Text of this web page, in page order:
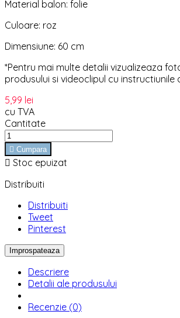
Material balon: folie
Culoare: roz
Dimensiune: 60 cm
*Pentru mai multe detalii vizualizeaza
produsului si videoclipul cu instructiunile
5,99 lei
cu TVA
Cantitate
 Cumpara
 Stoc epuizat
Distribuiti
Distribuiti
Tweet
Pinterest
Descriere
Detalii ale produsului
Recenzie (0)